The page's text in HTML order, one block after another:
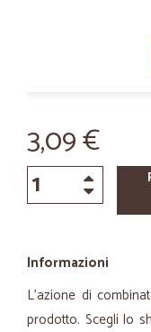
3,09 €
Informazioni
L'azione di
prodotto. Scegli lo